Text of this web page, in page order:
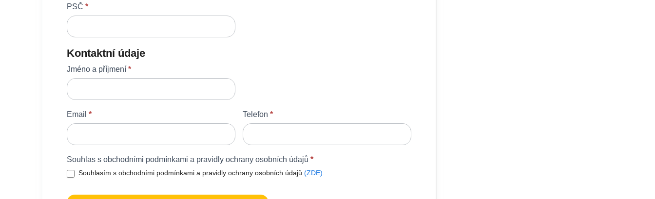
PSČ *
Kontaktní údaje
Jméno a příjmení *
Email * Telefon *
Souhlas s obchodními podmínkami a pravidly ochrany osobních údajů *
Souhlasím s obchodními podmínkami a pravidly ochrany osobních údajů (ZDE).